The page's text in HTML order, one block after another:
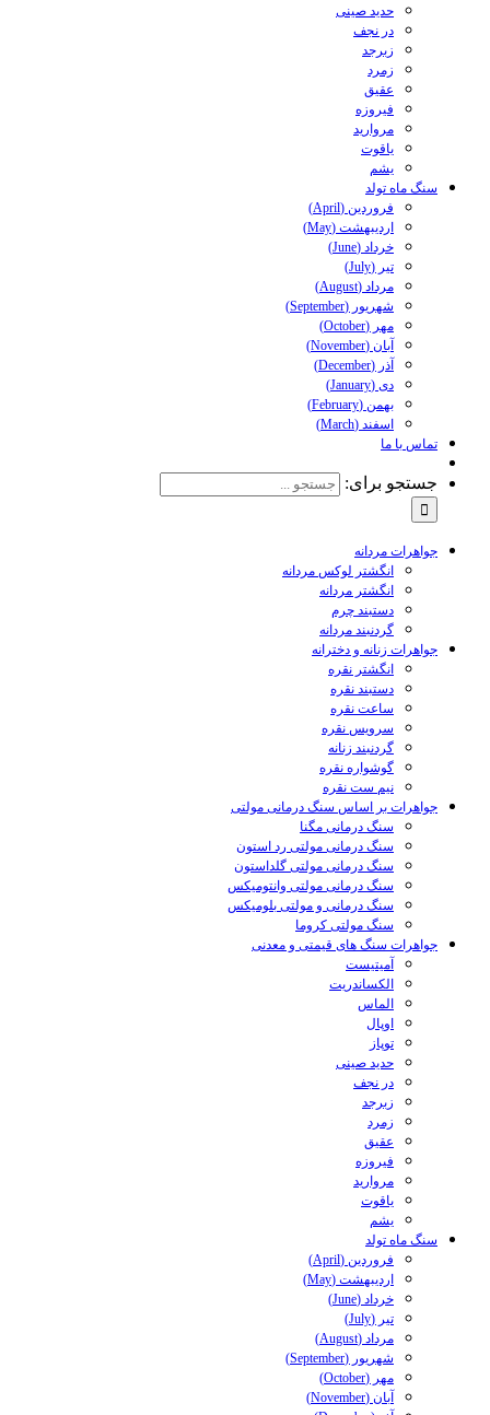
حدید صینی
در نجف
زبرجد
زمرد
عقیق
فیروزه
مروارید
یاقوت
یشم
سنگ ماه تولد
فروردین (April)
اردیبهشت (May)
خرداد (June)
تیر (July)
مرداد (August)
شهریور (September)
مهر (October)
آبان (November)
آذر (December)
دی (January)
بهمن (February)
اسفند (March)
تماس با ما
جستجو برای:
جواهرات مردانه
انگشتر لوکس مردانه
انگشتر مردانه
دستبند چرم
گردنبند مردانه
جواهرات زنانه و دخترانه
انگشتر نقره
دستبند نقره
ساعت نقره
سرویس نقره
گردنبند زنانه
گوشواره نقره
نیم ست نقره
جواهرات بر اساس سنگ درمانی مولتی
سنگ درمانی مگنا
سنگ درمانی مولتی رد استون
سنگ درمانی مولتی گلداستون
سنگ درمانی مولتی وانتومیکس
سنگ درمانی و مولتی بلومیکس
سنگ مولتی کروما
جواهرات سنگ های قیمتی و معدنی
آمیتیست
الکساندریت
الماس
اوپال
توپاز
حدید صینی
در نجف
زبرجد
زمرد
عقیق
فیروزه
مروارید
یاقوت
یشم
سنگ ماه تولد
فروردین (April)
اردیبهشت (May)
خرداد (June)
تیر (July)
مرداد (August)
شهریور (September)
مهر (October)
آبان (November)